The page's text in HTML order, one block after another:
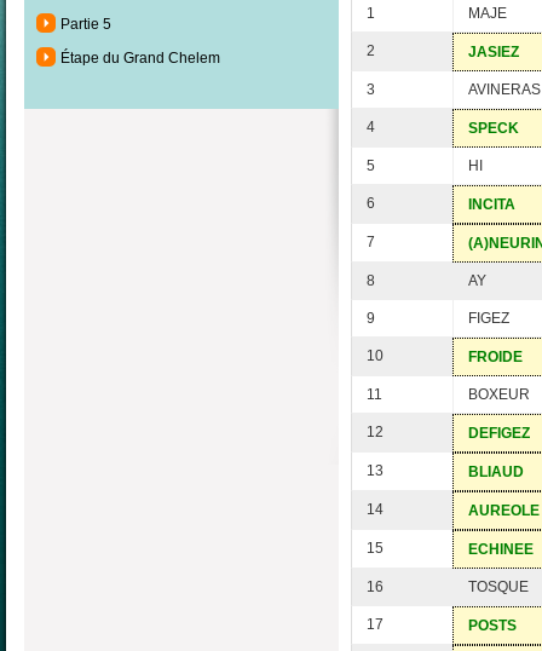
Partie 5
Étape du Grand Chelem
1 MAJE
2 JASIEZ
3 AVINERAS
4 SPECK
5 HI
6 INCITA
7
8 AY
9 FIGEZ
10 FROIDE
11 BOXEUR
12 DEFIGEZ
13 BLIAUD
14 AUREOLE
15 ECHINEE
16 TOSQUE
17 POSTS